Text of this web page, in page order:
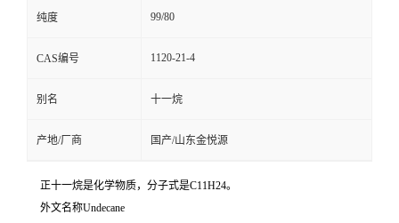
纯度 99/80
CAS编号 1120-21-4
别名 十一烷
产地/厂商 国产/山东金悦源
正十一烷是化学物质，分子式是C11H24。
外文名称Undecane